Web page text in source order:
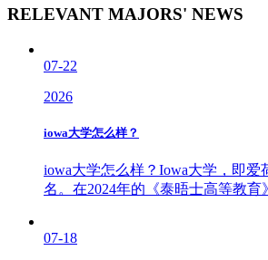
RELEVANT MAJORS' NEWS
07-22
2026
iowa大学怎么样？
iowa大学怎么样？Iowa大学，即爱
名。‌在2024年的《‌泰晤士高等教育
07-18